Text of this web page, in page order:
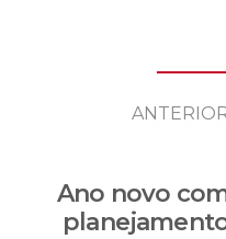
Ano novo